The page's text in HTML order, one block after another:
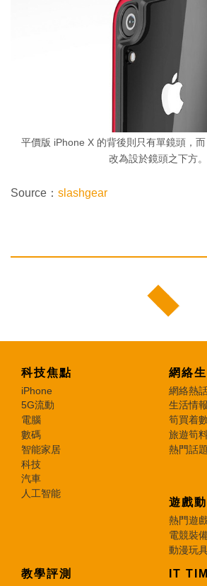
平價版 iPhone X 的背後則只有單鏡頭，
改為設於鏡頭之下方。
Source： slashgear
科技焦點
iPhone
5G流動
電腦
數碼
智能家居
科技
汽車
人工智能
網絡
網絡熱
生活情報
筍買着
旅遊筍
熱門話題
遊戲
熱門遊
電競裝
動漫玩
教學評測 IT